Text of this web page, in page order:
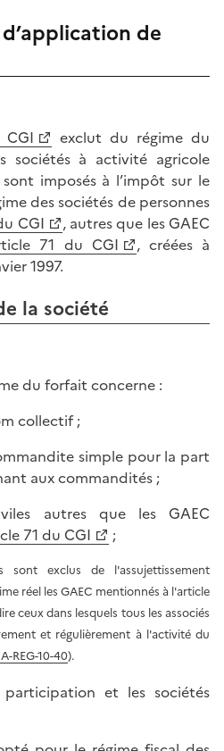
de
exclut du régime du
sociétés à activité agricole
imposés à l’impôt sur le
des sociétés de personnes
CGI
, autres que les GAEC
71 du CGI
, créées à
1997.
la société
du forfait concerne :
collectif ;
simple pour la part
aux commandités ;
autres que les GAEC
71 du CGI ;
sont exclus de l'assujettissement
réel les GAEC mentionnés à l'article
ceux dans lesquels tous les associés
et régulièrement à l'activité du
REG-10-40).
et les sociétés